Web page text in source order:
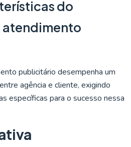
do
atendimento
publicitário desempenha um
agência e cliente, exigindo
específicas para o sucesso nessa